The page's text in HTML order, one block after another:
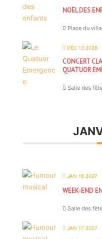
NOËL DES
Place du
DÉC 13 2026
CONCERT
QUATUOR
Salle des
JAN 16 2027
WEEK-END
Salle des
JAN 17 2027